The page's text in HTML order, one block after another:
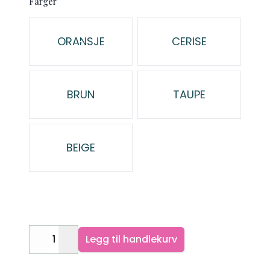
Velg en Farger
ORANSJE CERISE
BRUN TAUPE
BEIGE
DecreaseIncrease
Legg til handlekurv